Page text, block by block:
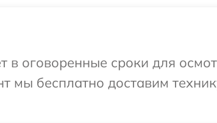
в оговоренные сроки для
мы бесплатно доставим